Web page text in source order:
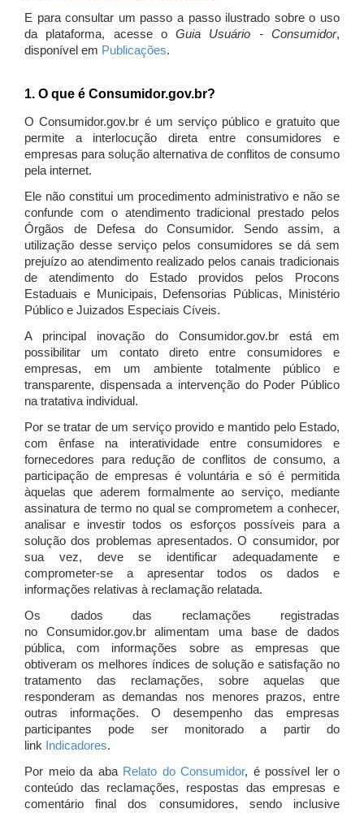
E para consultar um passo a passo ilustrado sobre o uso
da plataforma, acesse oGuia Usuário - Consumidor,
disponível em Publicações.
1. O que é Consumidor.gov.br?
O Consumidor.gov.br é um serviço público e gratuito que
permite a interlocução direta entre consumidores e
empresas para solução alternativa de conflitos de consumo
pela internet.
Ele não constitui um procedimento administrativo e não se
confunde com o atendimento tradicional prestado pelos
Órgãos de Defesa do Consumidor. Sendo assim, a
utilização desse serviço pelos consumidores se dá sem
prejuízo ao atendimento realizado pelos canais tradicionais
de atendimento do Estado providos pelos Procons
Estaduais e Municipais, Defensorias Públicas, Ministério
Público e Juizados Especiais Cíveis.
A principal inovação do Consumidor.gov.br está em
possibilitar um contato direto entre consumidores e
empresas, em um ambiente totalmente público e
transparente, dispensada a intervenção do Poder Público
na tratativa individual.
Por se tratar de um serviço provido e mantido pelo Estado,
com ênfase na interatividade entre consumidores e
fornecedores para redução de conflitos de consumo, a
participação de empresas é voluntária e só é permitida
àquelas que aderem formalmente ao serviço, mediante
assinatura de termo no qual se comprometem a conhecer,
analisar e investir todos os esforços possíveis para a
solução dos problemas apresentados. O consumidor, por
sua vez, deve se identificar adequadamente e
comprometer-se a apresentar todos os dados e
informações relativas à reclamação relatada.
Os dados das reclamações registradas
no Consumidor.gov.br alimentam uma base de dados
pública, com informações sobre as empresas que
obtiveram os melhores índices de solução e satisfação no
tratamento das reclamações, sobre aquelas que
responderam as demandas nos menores prazos, entre
outras informações. O desempenho das empresas
participantes pode ser monitorado a partir do
link Indicadores.
Por meio da aba Relato do Consumidor, é possível ler o
conteúdo das reclamações, respostas das empresas e
comentário final dos consumidores, sendo inclusive